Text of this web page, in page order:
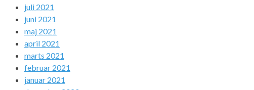
juli 2021
juni 2021
maj 2021
april 2021
marts 2021
februar 2021
januar 2021